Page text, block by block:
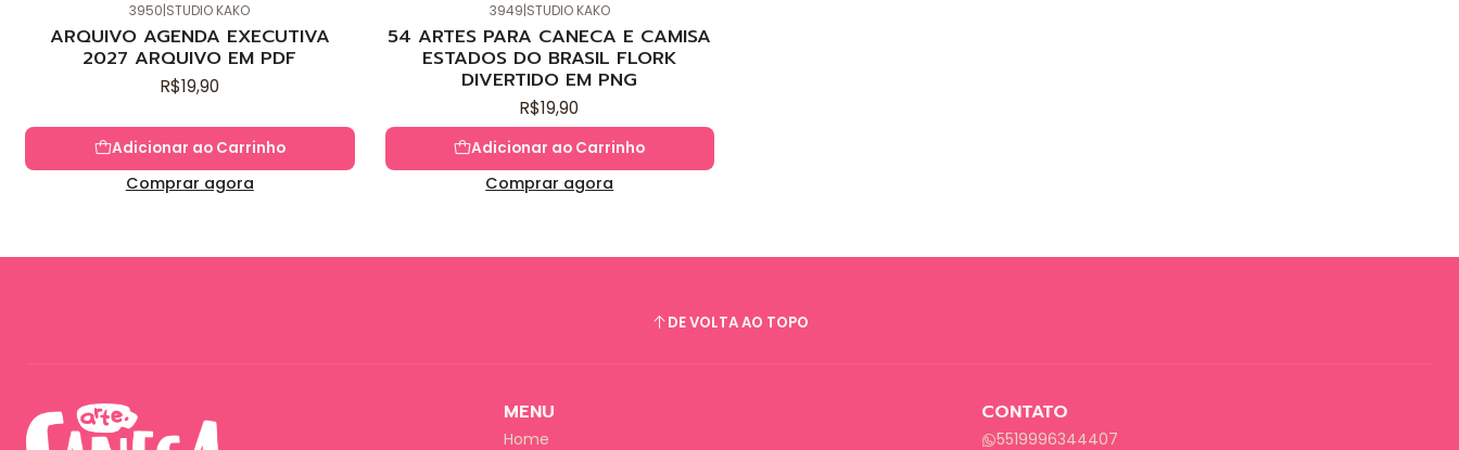
3950|STUDIO KAKO
ARQUIVO AGENDA EXECUTIVA
2027 ARQUIVO EM PDF
R$19,90
Adicionar ao Carrinho
Comprar agora
3949|STUDIO KAKO
54 ARTES PARA CANECA E CAMISA
ESTADOS DO BRASIL FLORK
DIVERTIDO EM PNG
R$19,90
Adicionar ao Carrinho
Comprar agora
DE VOLTA AO TOPO
MENU
Home
CONTATO
5519996344407